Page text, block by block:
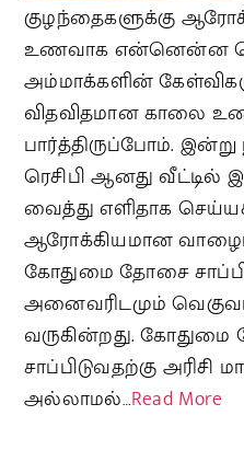
குழந்தைகளுக்கு
உணவாக என்னென்ன
அம்மாக்களின்
விதவிதமான காலை
பார்த்திருப்போம். இன்று
ரெசிபி ஆனது வீட்டில்
வைத்து எளிதாக
ஆரோக்கியமான
கோதுமை தோசை
அனைவரிடமும்
வருகின்றது.
சாப்பிடுவதற்கு
அல்லாமல்…Read More